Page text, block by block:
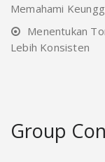
Memahami
Menentukan
Lebih Konsisten
Group